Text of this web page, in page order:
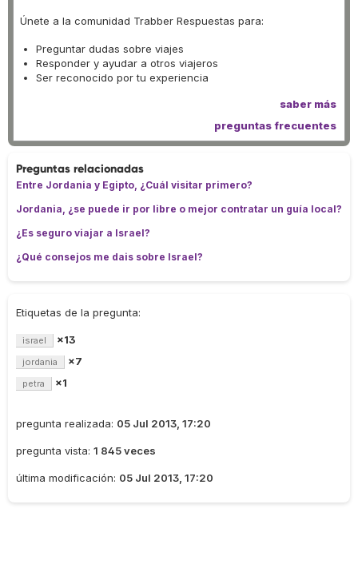
Únete a la comunidad Trabber Respuestas para:
Preguntar dudas sobre viajes
Responder y ayudar a otros viajeros
Ser reconocido por tu experiencia
saber más
preguntas frecuentes
Preguntas relacionadas
Entre Jordania y Egipto, ¿Cuál visitar primero?
Jordania, ¿se puede ir por libre o mejor contratar un guía local?
¿Es seguro viajar a Israel?
¿Qué consejos me dais sobre Israel?
Etiquetas de la pregunta:
israel ×13
jordania ×7
petra ×1
pregunta realizada: 05 Jul 2013, 17:20
pregunta vista: 1 845 veces
última modificación: 05 Jul 2013, 17:20